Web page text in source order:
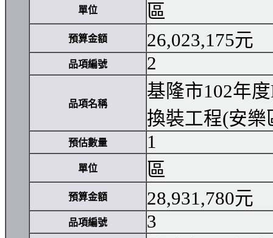
單位 區
預算金額 26,023,175元
品項編號 2
品項名稱
基隆市102年
換裝工程(安樂
預估數量 1
單位 區
預算金額 28,931,780元
品項編號 3